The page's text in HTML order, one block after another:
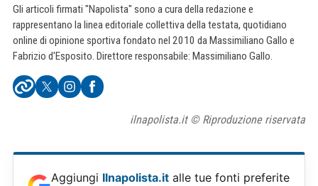
Gli articoli firmati "Napolista" sono a cura della redazione e
rappresentano la linea editoriale collettiva della testata, quotidiano
online di opinione sportiva fondato nel 2010 da Massimiliano Gallo e
Fabrizio d'Esposito. Direttore responsabile: Massimiliano Gallo.
ilnapolista.it © Riproduzione riservata
Aggiungi Ilnapolista.it alle tue fonti preferite